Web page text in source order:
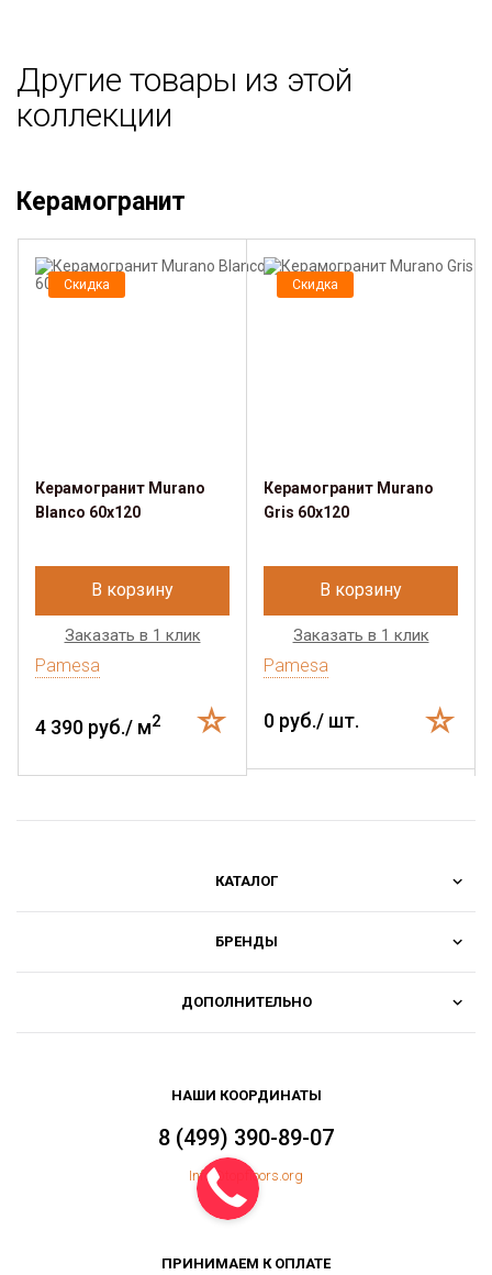
Другие товары из этой
коллекции
Керамогранит
Скидка
Керамогранит Murano
Blanco 60x120
В корзину
Заказать в 1 клик
Pamesa
4 390 руб./ м2
Скидка
Керамогранит Murano
Gris 60x120
В корзину
Заказать в 1 клик
Pamesa
0 руб./ шт.
КАТАЛОГ
БРЕНДЫ
ДОПОЛНИТЕЛЬНО
НАШИ КООРДИНАТЫ
8 (499) 390-89-07
Info@topfloors.org
ПРИНИМАЕМ К ОПЛАТЕ